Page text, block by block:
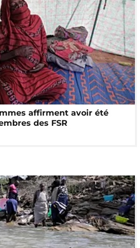
affirment avoir été
des FSR